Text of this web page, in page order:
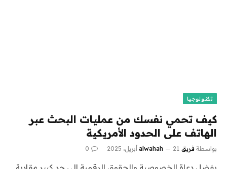
تكنولوجيا
كيف تحمي نفسك من عمليات البحث عبر
الهاتف على الحدود الأمريكية
بواسطة فريق alwahah 21 أبريل، 2025 0